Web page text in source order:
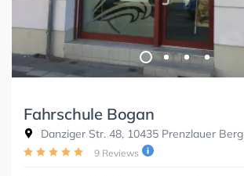
Fahrschule Bogan
Danziger Str. 48, 10435 Prenzlauer Berg
9 Reviews